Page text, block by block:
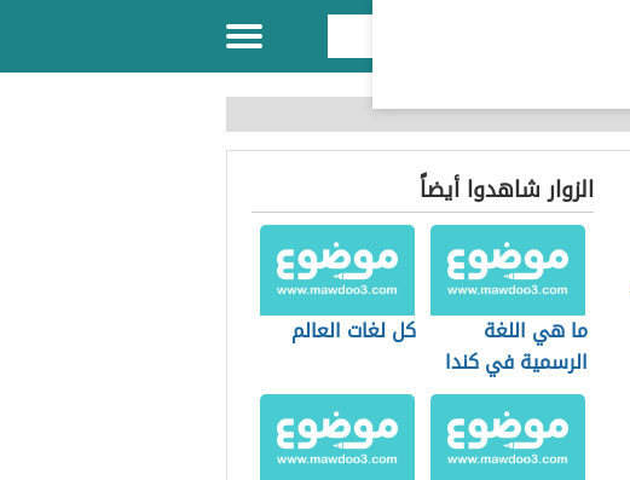
الزوار شاهدوا أيضاً
ما هي اللغة
الرسمية في كندا
كل لغات العالم